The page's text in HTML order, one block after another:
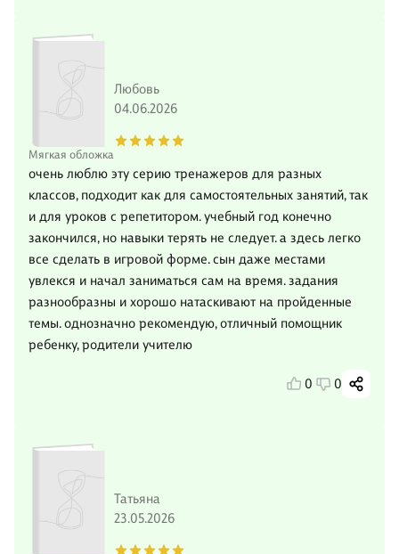
Мягкая обложка
Любовь
04.06.2026
очень люблю эту серию тренажеров для разных
классов, подходит как для самостоятельных занятий, так
и для уроков с репетитором. учебный год конечно
закончился, но навыки терять не следует. а здесь легко
все сделать в игровой форме. сын даже местами
увлекся и начал заниматься сам на время. задания
разнообразны и хорошо натаскивают на пройденные
темы. однозначно рекомендую, отличный помощник
ребенку, родители учителю
0 0
Татьяна
23.05.2026